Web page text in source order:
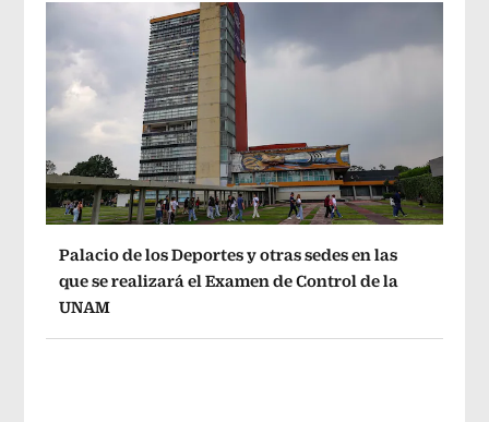
Palacio de los Deportes y otras sedes en las
que se realizará el Examen de Control de la
UNAM